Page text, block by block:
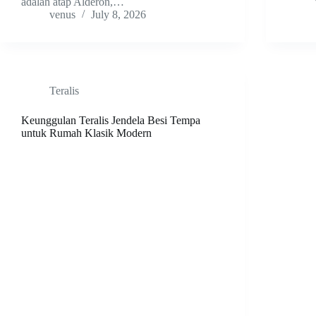
venus
July 8, 2026
Teralis
Keunggulan Teralis Jendela Besi Tempa
untuk Rumah Klasik Modern